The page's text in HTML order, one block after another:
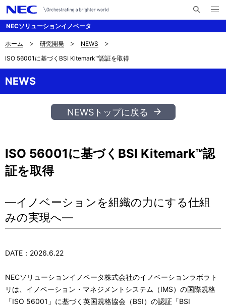
NECソリューションイノベータ
メ
ニ
ナ
ビ
ゲ
ー
サ
イ
ト
在
位
ホーム 研究開発
NEWS
ISO 56001に基づくBSI Kitemark™認証を取得
NEWS
NEWSトップに戻る
ISO 56001に基づくBSI Kitemark™認
証を取得
―イノベーションを組織の力にする仕組
みの実現へ―
DATE：2026.6.22
NECソリューションイノベータ株式会社のイノベーションラボラト
リは、イノベーション・マネジメントシステム（IMS）の国際規格
「ISO 56001」に基づく英国規格協会（BSI）の認証「BSI